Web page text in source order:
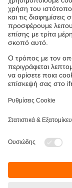
Οι μαγνητικοί
θέσης χωρίς
εκεί όπου
μεταγωγής. Καθώς
τα μη
αναγνωρίζουν
ανοξείδωτο
Βιωσιμότητα